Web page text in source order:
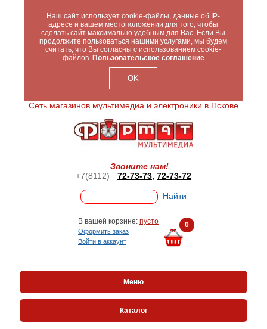
Наш сайт использует cookie-файлы, данные об IP-
адресе и вашем местоположении для того, чтобы
сделать сайт максимально удобным для Вас. Если Вы
продолжите пользоваться нашими услугами, мы будем
считать, что Вы согласны с использованием cookie-
файлов. Пользовательское соглашение
OK
Сеть магазинов мультимедиа и электроники в Пскове
Звоните нам!
+7(8112)
72-73-73, 72-73-72
В вашей корзине: пусто
Оформить заказ
Войти в аккаунт
0
Меню
Каталог